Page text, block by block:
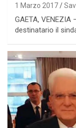
1 Marzo 2017
GAETA,
destinatario il